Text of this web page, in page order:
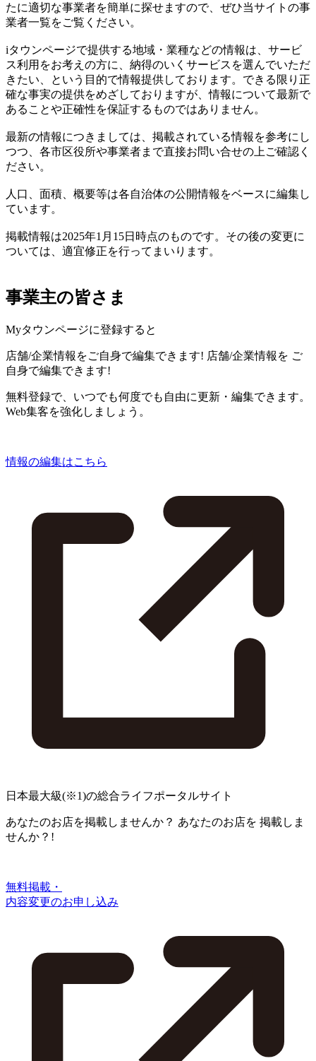
たに適切な事業者を簡単に探せますので、ぜひ当サイトの事
業者一覧をご覧ください。
iタウンページで提供する地域・業種などの情報は、サービ
ス利用をお考えの方に、納得のいくサービスを選んでいただ
きたい、という目的で情報提供しております。できる限り正
確な事実の提供をめざしておりますが、情報について最新で
あることや正確性を保証するものではありません。
最新の情報につきましては、掲載されている情報を参考にし
つつ、各市区役所や事業者まで直接お問い合せの上ご確認く
ださい。
人口、面積、概要等は各自治体の公開情報をベースに編集し
ています。
掲載情報は2025年1月15日時点のものです。その後の変更に
ついては、適宜修正を行ってまいります。
事業主の皆さま
Myタウンページに登録すると
店舗/企業情報をご自身で編集できます! 店舗/企業情報を ご
自身で編集できます!
無料登録で、いつでも何度でも自由に更新・編集できます。
Web集客を強化しましょう。
情報の編集はこちら
日本最大級(※1)の総合ライフポータルサイト
あなたのお店を掲載しませんか？ あなたのお店を 掲載しま
せんか？!
無料掲載・
内容変更のお申し込み